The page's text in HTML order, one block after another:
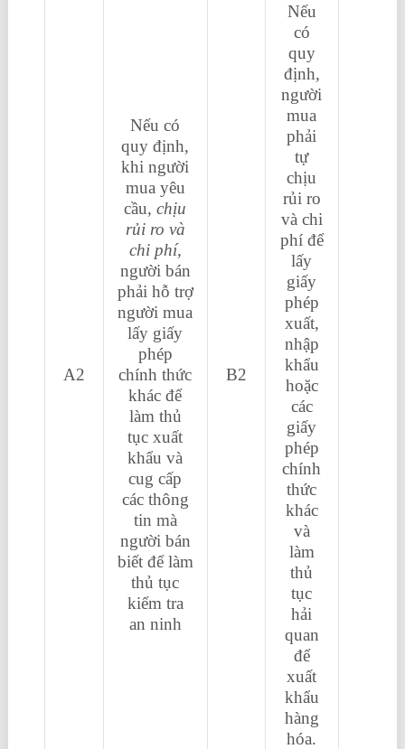
A2
Nếu có
quy định,
khi người
mua yêu
cầu, chịu
rủi ro và
chi phí,
người bán
phải hỗ trợ
người mua
lấy giấy
phép
chính thức
khác để
làm thủ
tục xuất
khẩu và
cug cấp
các thông
tin mà
người bán
biết để làm
thủ tục
kiểm tra
an ninh
B2
Nếu
có
quy
định,
người
mua
phải
tự
chịu
rủi ro
và chi
phí để
lấy
giấy
phép
xuất,
nhập
khẩu
hoặc
các
giấy
phép
chính
thức
khác
và
làm
thủ
tục
hải
quan
để
xuất
khẩu
hàng
hóa.